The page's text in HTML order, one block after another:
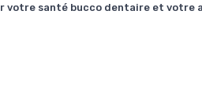
votre santé bucco dentaire et votre